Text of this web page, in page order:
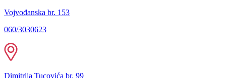
Vojvođanska br. 153
060/3030623
Dimitrija Tucovića br. 99